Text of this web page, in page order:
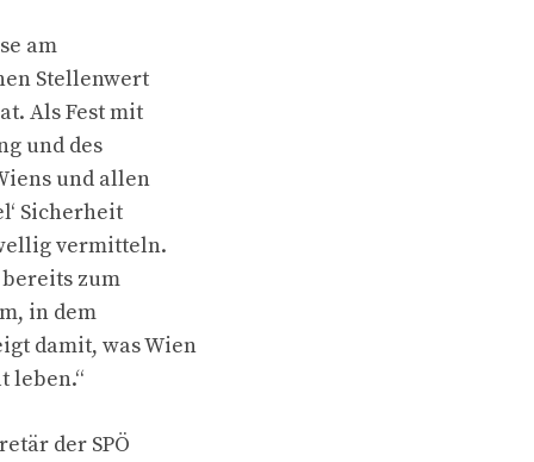
am
Stellenwert
Als Fest mit
und des
und allen
Sicherheit
vermitteln.
zum
in dem
damit, was Wien
leben.“
der SPÖ